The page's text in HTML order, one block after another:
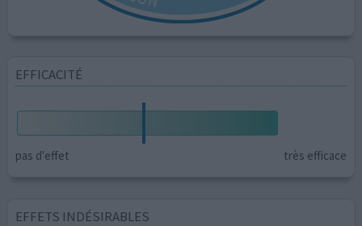
EFFICACITÉ
pas d'effet très efficace
EFFETS INDÉSIRABLES